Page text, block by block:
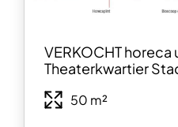
VERKOCHT horeca
Theaterkwartier
50 m²